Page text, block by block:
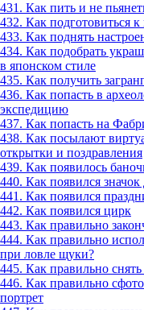
431. Как пить и не
432. Как подготовиться
433. Как поднять
434. Как подобрать
в японском стиле
435. Как получить
436. Как попасть в
экспедицию
437. Как попасть на
438. Как посылают
открытки и поздравления
439. Как появилось
440. Как появился значок
441. Как появился
442. Как появился цирк
443. Как правильно
444. Как правильно
при ловле щуки?
445. Как правильно
446. Как правильно
портрет